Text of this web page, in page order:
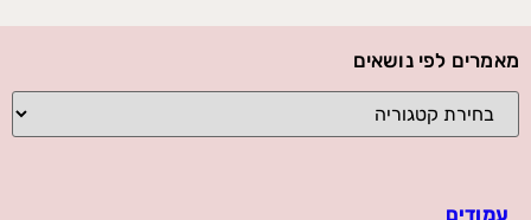
מאמרים לפי נושאים
עמודים